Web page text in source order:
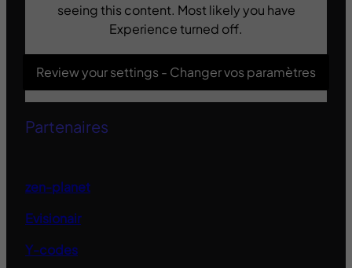
seeing this content. Most likely you have
Experience turned off.
Review your settings - Changer vos paramètres
Partenaires
zen-planet
Evisionair
Y-codes